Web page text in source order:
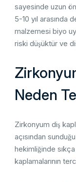
sayesinde uzun
5-10 yıl arasında
malzemesi biyo
riski düşüktür ve
Neden
Zirkonyum diş
açısından
hekimliğinde
kaplamalarının